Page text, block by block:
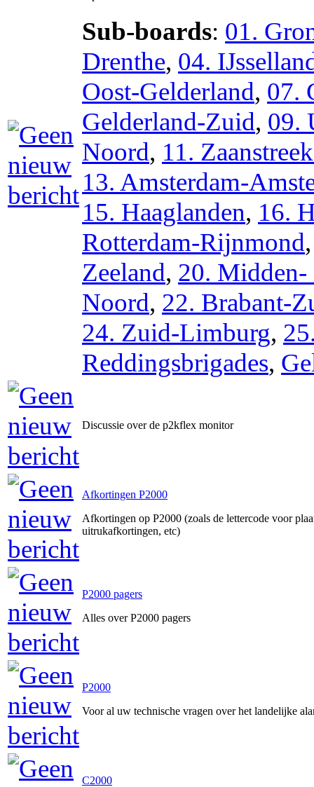
Sub-boards: 01.
Drenthe, 04.
Oost-Gelderland, 07.
Gelderland-Zuid, 09.
Noord, 11.
13. Amsterdam-
15. Haaglanden, 16.
Rotterdam-Rijnmond
Zeeland, 20. Midden-
Noord, 22. Brabant-
24. Zuid-Limburg,
Reddingsbrigades,
Discussie over de p2kflex monitor
Afkortingen P2000
Afkortingen op P2000 (zoals de lettercode voor
uitrukafkortingen, etc)
P2000 pagers
Alles over P2000 pagers
P2000
Voor al uw technische vragen over het landelijke
C2000